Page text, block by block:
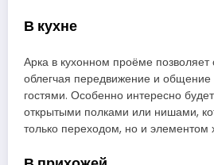
В кухне
Арка в кухонном проёме позволяет
облегчая передвижение и
гостями. Особенно интересно
открытыми полками или нишами,
только переходом, но и элементом